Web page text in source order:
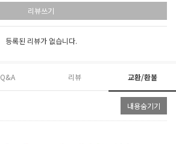
리뷰쓰기
등록된 리뷰가 없습니다.
Q&A 리뷰 교환/환불
내용숨기기